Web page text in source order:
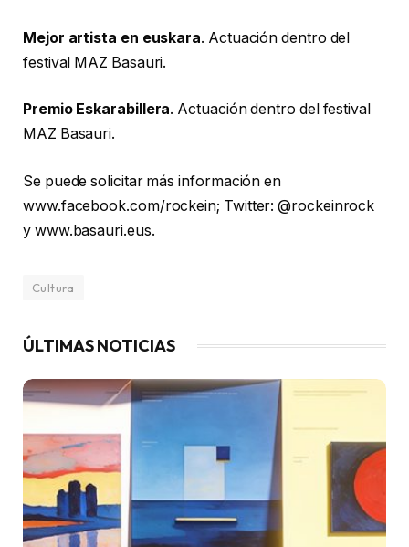
Mejor artista en euskara. Actuación dentro del
festival MAZ Basauri.
Premio Eskarabillera. Actuación dentro del festival
MAZ Basauri.
Se puede solicitar más información en
www.facebook.com/rockein; Twitter: @rockeinrock
y www.basauri.eus.
Cultura
ÚLTIMAS NOTICIAS